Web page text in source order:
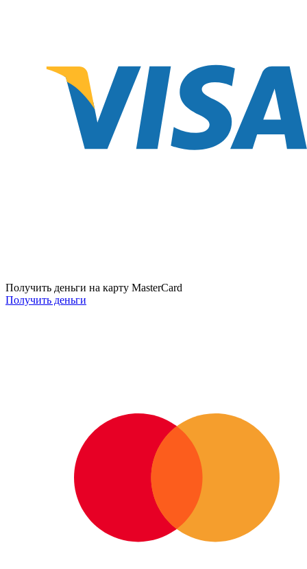
Получить деньги на карту MasterCard
Получить деньги